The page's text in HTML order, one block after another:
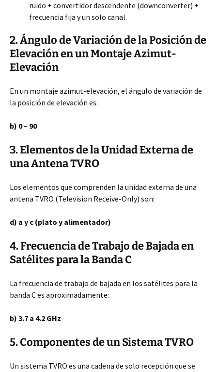
ruido + convertidor descendente (downconverter) +
frecuencia fija y un solo canal.
2. Ángulo de Variación de la Posición de
Elevación en un Montaje Azimut-
Elevación
En un montaje azimut-elevación, el ángulo de variación de
la posición de elevación es:
b) 0 – 90
3.Elementos de la Unidad Externa de
una Antena TVRO
Los elementos que comprenden la unidad externa de una
antena TVRO (Television Receive-Only) son:
d) a y c (plato y alimentador)
4. Frecuencia de Trabajo de Bajada en
Satélites para la Banda C
La frecuencia de trabajo de bajada en los satélites para la
banda C es aproximadamente:
b) 3.7 a 4.2 GHz
5. Componentes de un Sistema TVRO
Un sistema TVRO es una cadena de solo recepción que se